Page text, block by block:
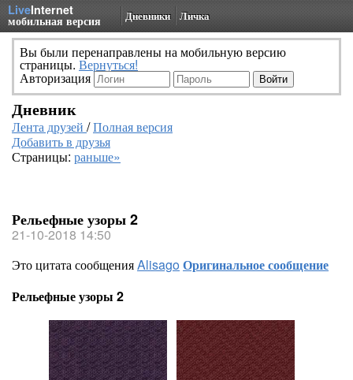
LiveInternet
мобильная версия Дневники Личка
Вы были перенаправлены на мобильную версию
страницы. Вернуться!
Авторизация
Дневник
Лента друзей /Полная версия
Добавить в друзья
Страницы: раньше»
Рельефные узоры 2
21-10-2018 14:50
Это цитата сообщенияAlisagoОригинальное сообщение
Рельефные узоры 2